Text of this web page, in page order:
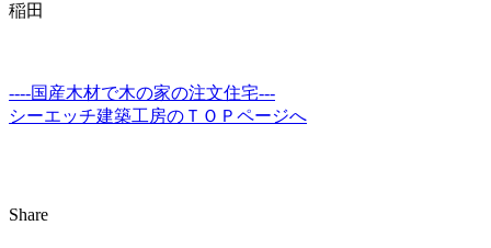
稲田
----国産木材で木の家の注文住宅---
シーエッチ建築工房のＴＯＰページへ
Share